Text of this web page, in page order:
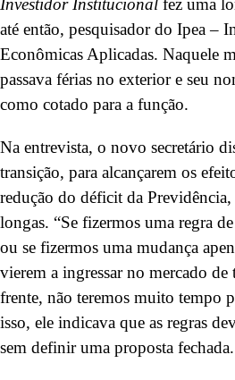
Investidor Institucional fez uma
até então, pesquisador do Ipea –
Econômicas Aplicadas. Naquele
passava férias no exterior e seu
como cotado para a função.
Na entrevista, o novo secretário
transição, para alcançarem os
redução do déficit da
longas. “Se fizermos uma regra
ou se fizermos uma mudança
vierem a ingressar no mercado
frente, não teremos muito tempo
isso, ele indicava que as regras
sem definir uma proposta fechada.